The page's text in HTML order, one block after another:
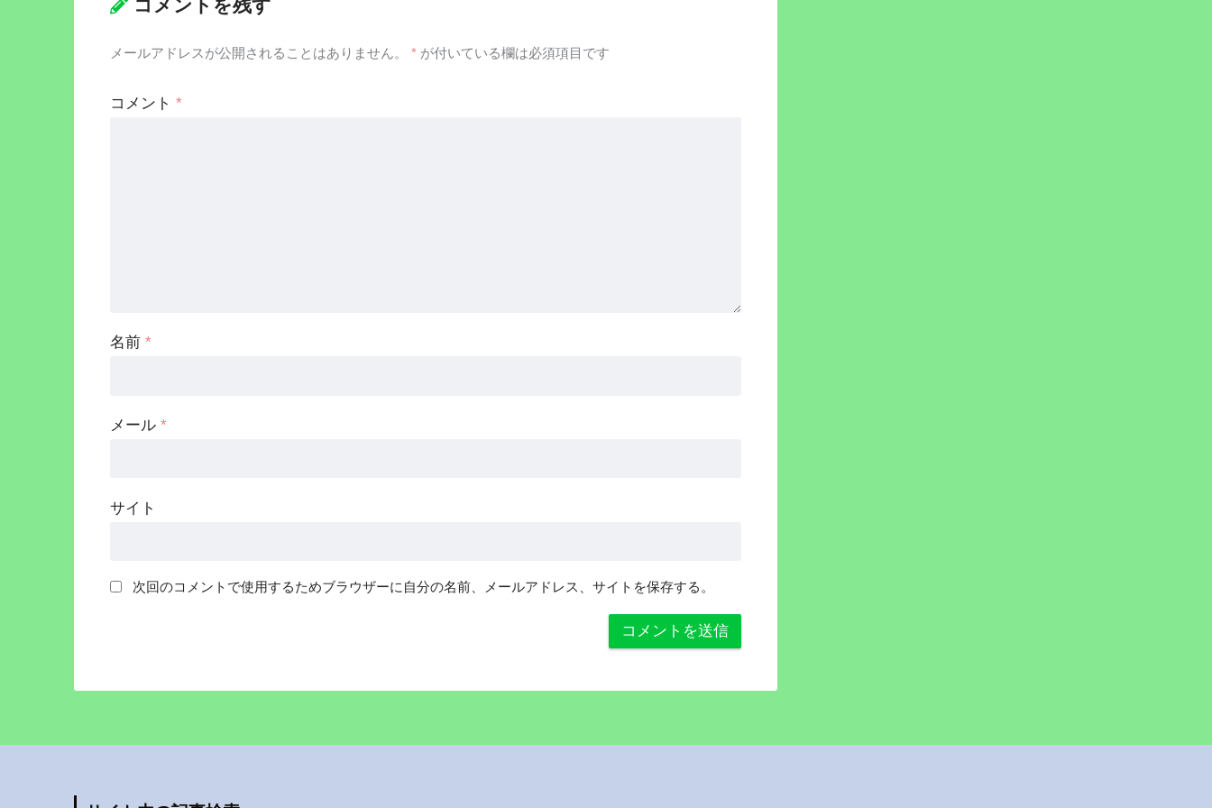
コメントを残す
メールアドレスが公開されることはありません。 * が付いている欄は必須項目です
コメント *
名前 *
メール *
サイト
次回のコメントで使用するためブラウザーに自分の名前、メールアドレス、サイトを保存する。